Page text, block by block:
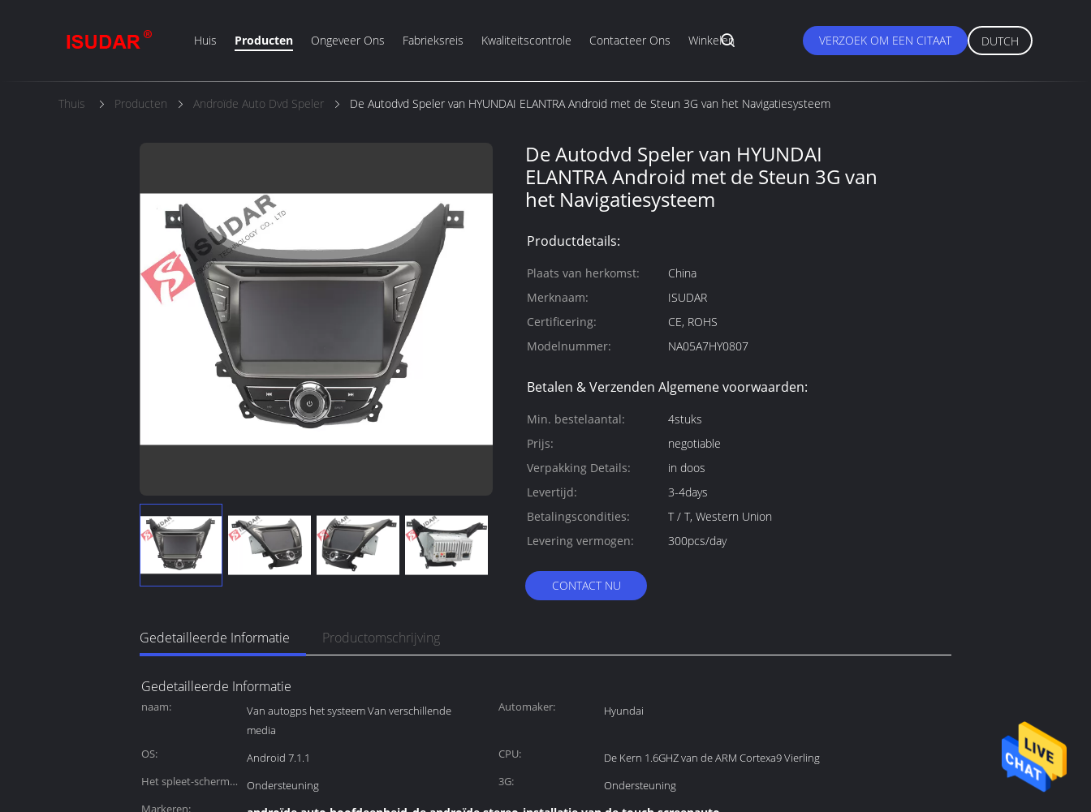
Huis Producten Ongeveer Ons Fabrieksreis Kwaliteitscontrole Contacteer Ons Winkelen VERZOEK OM EEN CITAAT DUTCH
Thuis Producten Androïde Auto Dvd Speler De Autodvd Speler van HYUNDAI ELANTRA Android met de Steun 3G van het Navigatiesysteem
De Autodvd Speler van HYUNDAI
ELANTRA Android met de Steun 3G van
het Navigatiesysteem
Productdetails:
Plaats van herkomst:
China
Merknaam:
ISUDAR
Certificering:
CE, ROHS
Modelnummer:
NA05A7HY0807
Betalen & Verzenden Algemene voorwaarden:
Min. bestelaantal:
4stuks
Prijs:
negotiable
Verpakking Details:
in doos
Levertijd:
3-4days
Betalingscondities:
T / T, Western Union
Levering vermogen:
300pcs/day
CONTACT NU
Gedetailleerde Informatie Productomschrijving
Gedetailleerde Informatie
naam:
Van autogps het systeem Van verschillende
media
Automaker: Hyundai
OS: Android 7.1.1 CPU:
De Kern 1.6GHZ van de ARM Cortexa9 Vierling
Het spleet-scherm
Ondersteuning 3G:
Ondersteuning
Markeren: